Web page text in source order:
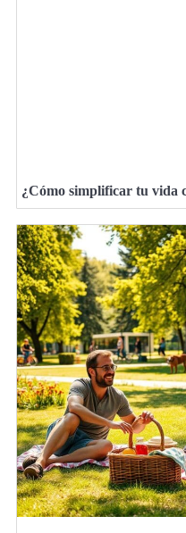
¿Cómo simplificar tu vida